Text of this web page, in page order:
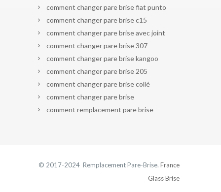
comment changer pare brise fiat punto
comment changer pare brise c15
comment changer pare brise avec joint
comment changer pare brise 307
comment changer pare brise kangoo
comment changer pare brise 205
comment changer pare brise collé
comment changer pare brise
comment remplacement pare brise
© 2017-2024 Remplacement Pare-Brise. France
Glass Brise